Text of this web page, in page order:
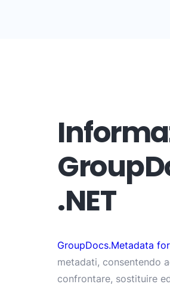
.NET
GroupDocs.Metadata
metadati, consentendo
confrontare, sostituire